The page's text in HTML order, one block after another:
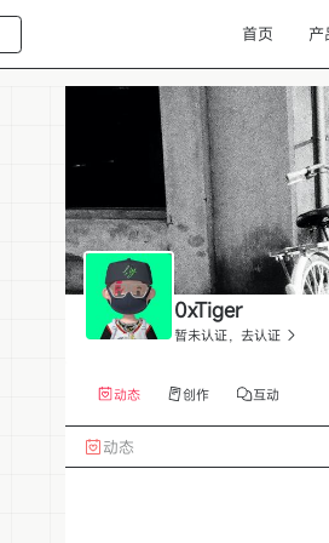
首页 产
0xTiger
暂未认证，去认证
动态 创作 互动
动态